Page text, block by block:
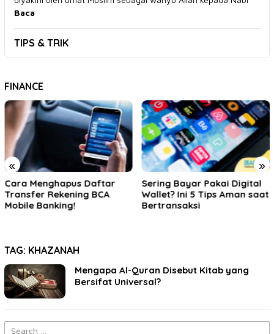
Baca
TIPS & TRIK
FINANCE
« »
Sering Bayar Pakai Digital
Wallet? Ini 5 Tips Aman saat
Bertransaksi
Pengertian, Prosedur
Pemakaian & Cara
Menghitung Dividen Bagi
TAG: KHAZANAH
Mengapa Al-Quran Disebut Kitab yang
Bersifat Universal?
Search